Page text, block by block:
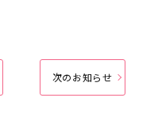
次のお知らせ